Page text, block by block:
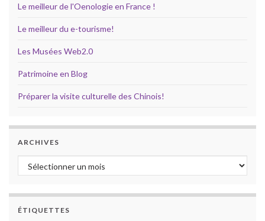
Le meilleur de l'Oenologie en France !
Le meilleur du e-tourisme!
Les Musées Web2.0
Patrimoine en Blog
Préparer la visite culturelle des Chinois!
ARCHIVES
Archives
ÉTIQUETTES